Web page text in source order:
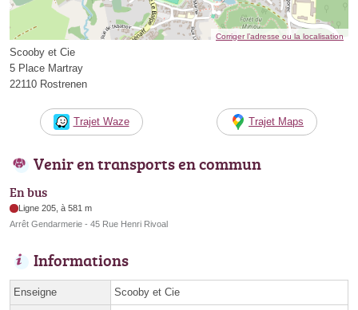
Corriger l’adresse ou la localisation
Scooby et Cie
5 Place Martray
22110 Rostrenen
Trajet Waze Trajet Maps
Venir en transports en commun
En bus
Ligne 205, à 581 m
Arrêt Gendarmerie - 45 Rue Henri Rivoal
Informations
Enseigne Scooby et Cie